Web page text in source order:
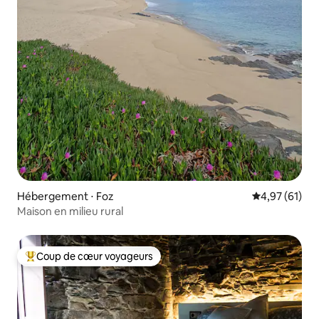
Hébergement ⋅ Foz Évaluation
4,97 (61)
Maison en milieu rural
Coups de cœur voyageurs les plus appréciés
Coup de cœur voyageurs